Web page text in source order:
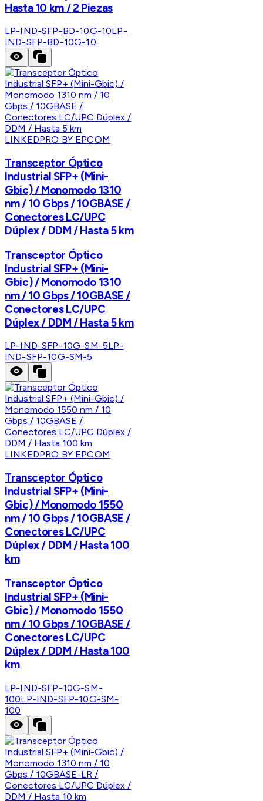
Hasta 10 km / 2 Piezas
LP-IND-SFP-BD-10G-10LP-
IND-SFP-BD-10G-10
LINKEDPRO BY EPCOM
Transceptor Óptico
Industrial SFP+ (Mini-
Gbic) / Monomodo 1310
nm / 10 Gbps / 10GBASE /
Conectores LC/UPC
Dúplex / DDM / Hasta 5 km
Transceptor Óptico
Industrial SFP+ (Mini-
Gbic) / Monomodo 1310
nm / 10 Gbps / 10GBASE /
Conectores LC/UPC
Dúplex / DDM / Hasta 5 km
LP-IND-SFP-10G-SM-5LP-
IND-SFP-10G-SM-5
LINKEDPRO BY EPCOM
Transceptor Óptico
Industrial SFP+ (Mini-
Gbic) / Monomodo 1550
nm / 10 Gbps / 10GBASE /
Conectores LC/UPC
Dúplex / DDM / Hasta 100
km
Transceptor Óptico
Industrial SFP+ (Mini-
Gbic) / Monomodo 1550
nm / 10 Gbps / 10GBASE /
Conectores LC/UPC
Dúplex / DDM / Hasta 100
km
LP-IND-SFP-10G-SM-
100LP-IND-SFP-10G-SM-
100